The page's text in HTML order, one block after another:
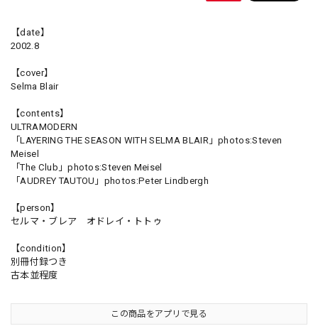
【date】
2002.8
【cover】
Selma Blair
【contents】
ULTRAMODERN
「LAYERING THE SEASON WITH SELMA BLAIR」photos:Steven
Meisel
「The Club」photos:Steven Meisel
「AUDREY TAUTOU」photos:Peter Lindbergh
【person】
セルマ・ブレア オドレイ・トトゥ
【condition】
別冊付録つき
古本並程度
この商品をアプリで見る